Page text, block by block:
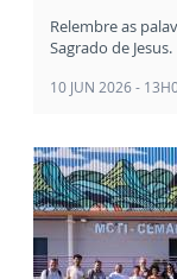
Relembre as
Sagrado de Jesus.
10 JUN 2026 -